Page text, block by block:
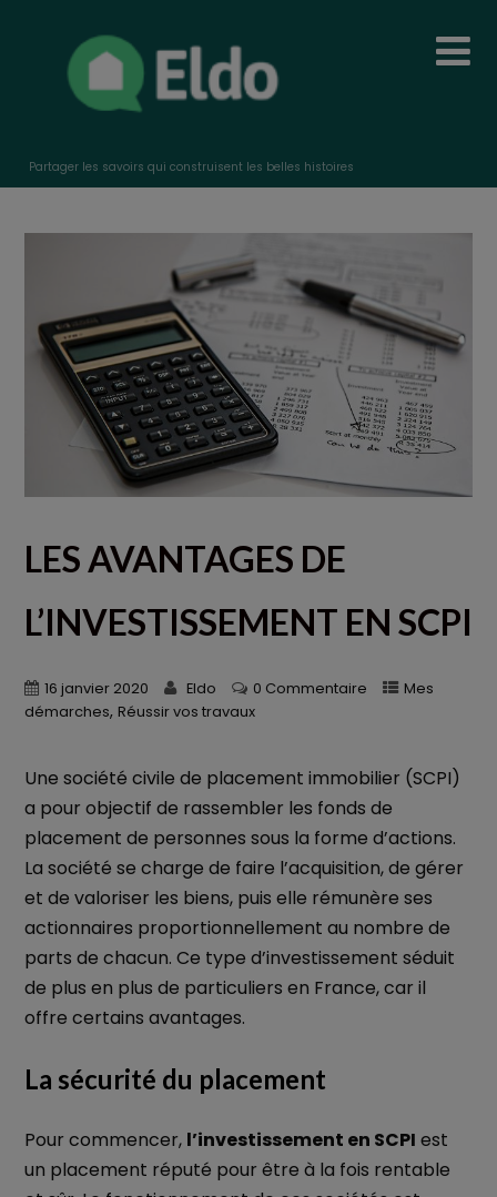
Partager les savoirs qui construisent les belles histoires
LES AVANTAGES DE
L’INVESTISSEMENT EN SCPI
16 janvier 2020 Eldo 0 Commentaire
Mes
démarches, Réussir vos travaux
Une société civile de placement immobilier (SCPI)
a pour objectif de rassembler les fonds de
placement de personnes sous la forme d’actions.
La société se charge de faire l’acquisition, de gérer
et de valoriser les biens, puis elle rémunère ses
actionnaires proportionnellement au nombre de
parts de chacun. Ce type d’investissement séduit
de plus en plus de particuliers en France, car il
offre certains avantages.
La sécurité du placement
Pour commencer, l’investissement en SCPI est
un placement réputé pour être à la fois rentable